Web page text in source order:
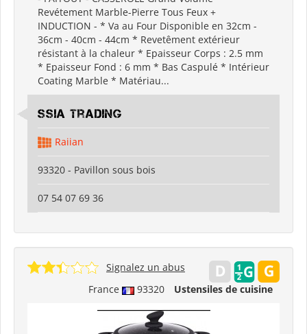
Revétement Marble-Pierre Tous Feux +
INDUCTION - * Va au Four Disponible en 32cm -
36cm - 40cm - 44cm * Revetêment extérieur
résistant à la chaleur * Epaisseur Corps : 2.5 mm
* Epaisseur Fond : 6 mm * Bas Caspulé * Intérieur
Coating Marble * Matériau...
SSIA Trading
Raiian
93320 - Pavillon sous bois
07 54 07 69 36
France 93320 Ustensiles de cuisine
Signalez un abus